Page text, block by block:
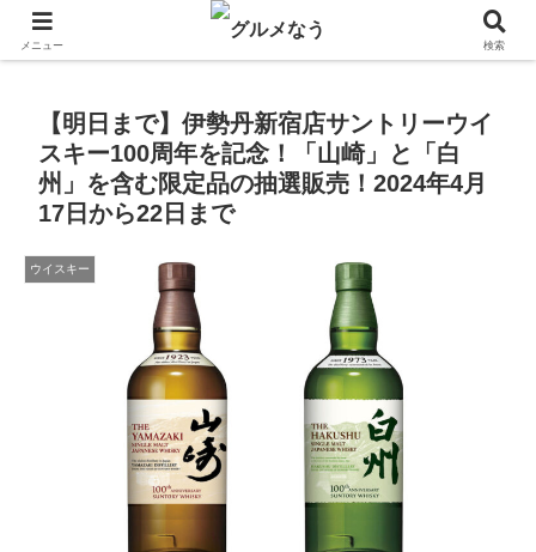
飲食店キャンペーン・食品飲料お菓子新発売のグルメニュース。
【明日まで】伊勢丹新宿店サントリーウイ
スキー100周年を記念！「山崎」と「白
州」を含む限定品の抽選販売！2024年4月
17日から22日まで
ウイスキー
メニュー 検索